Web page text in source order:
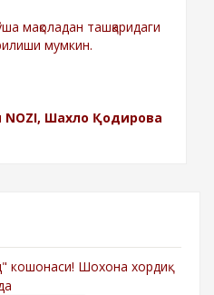
мақоладан ташқаридаги
мумкин.
Шахло Қодирова
Шохона хордиқ